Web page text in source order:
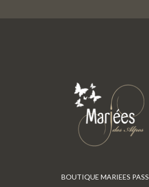
BOUTIQUE MARIEES